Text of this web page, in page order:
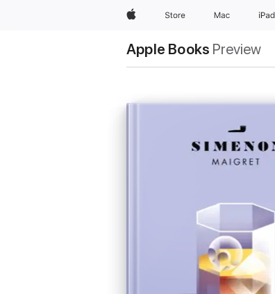
AppleStore Mac iPad
Apple Books Preview